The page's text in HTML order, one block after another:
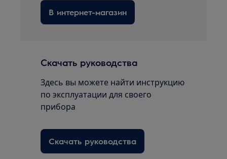
В интернет-магазин
Скачать руководства
Здесь вы можете найти инструкцию
по эксплуатации для своего
прибора
Скачать руководства